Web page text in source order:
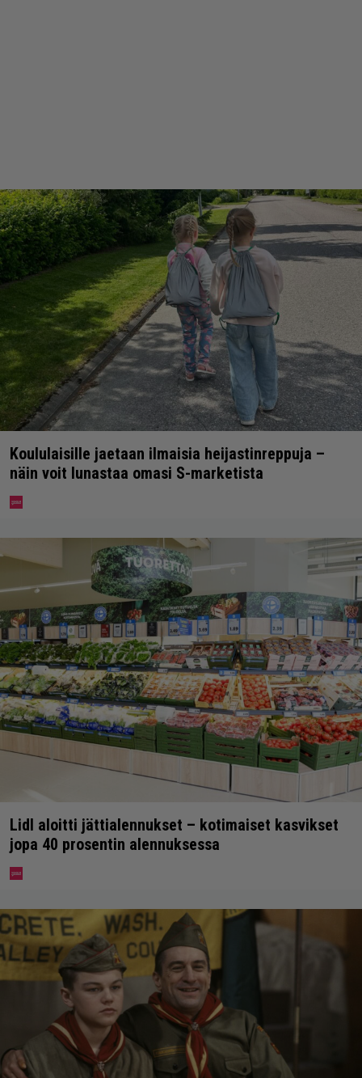
Koululaisille jaetaan ilmaisia heijastinreppuja –
näin voit lunastaa omasi S-marketista
Lidl aloitti jättialennukset – kotimaiset kasvikset
jopa 40 prosentin alennuksessa